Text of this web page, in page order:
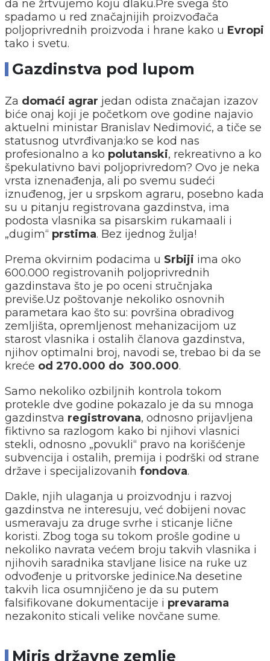
da ne žrtvujemo koju dlaku.Pre svega što
spadamo u red značajnijih proizvođača
poljoprivrednih proizvoda i hrane kako u Evropi
tako i svetu.
Gazdinstva pod lupom
Za domaći agrar jedan odista značajan izazov
biće onaj koji je početkom ove godine najavio
aktuelni ministar Branislav Nedimović, a tiče se
statusnog utvrđivanja:ko se kod nas
profesionalno a ko polutanski, rekreativno a ko
špekulativno bavi poljoprivredom? Ovo je neka
vrsta iznenađenja, ali po svemu sudeći
iznuđenog, jer u srpskom agraru, posebno kada
su u pitanju registrovana gazdinstva, ima
podosta vlasnika sa pisarskim rukamaali i
„dugim“ prstima. Bez ijednog žulja!
Prema okvirnim podacima u Srbiji ima oko
600.000 registrovanih poljoprivrednih
gazdinstava što je po oceni stručnjaka
previše.Uz poštovanje nekoliko osnovnih
parametara kao što su: površina obradivog
zemljišta, opremljenost mehanizacijom uz
starost vlasnika i ostalih članova gazdinstva,
njihov optimalni broj, navodi se, trebao bi da se
kreće od 270.000 do 300.000.
Samo nekoliko ozbiljnih kontrola tokom
protekle dve godine pokazalo je da su mnoga
gazdinstva registrovana, odnosno prijavljena
fiktivno sa razlogom kako bi njihovi vlasnici
stekli, odnosno „povukli“ pravo na korišćenje
subvencija i ostalih, premija i podrški od strane
države i specijalizovanih fondova.
Dakle, njih ulaganja u proizvodnju i razvoj
gazdinstva ne interesuju, već dobijeni novac
usmeravaju za druge svrhe i sticanje lične
koristi. Zbog toga su tokom prošle godine u
nekoliko navrata većem broju takvih vlasnika i
njihovih saradnika stavljane lisice na ruke uz
odvođenje u pritvorske jedinice.Na desetine
takvih lica osumnjičeno je da su putem
falsifikovane dokumentacije i prevarama
nezakonito sticali velike novčane sume.
Miris državne zemlje